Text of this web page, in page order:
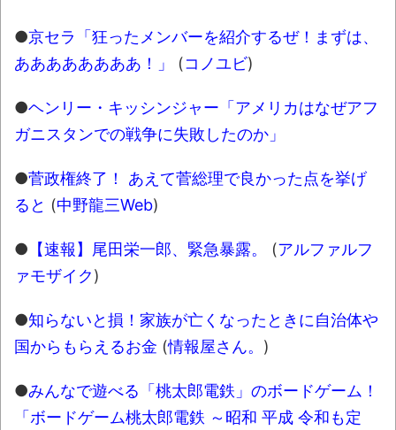
マケイン9巻＆アニメ公式ガイド感想
独学で挑んだ2026年二級建築士学科試験結
体験談：仕事で同じビルの中に入っている
グループ会社の嫁子 [ほのぼの]
葉月つばさちゃん、昔から見てるんだけど
かなりお姉さんになったね
バージョンアップ情報更新 AOMEI
Backupper Standard 8.3.0 などバージョンア
ップ
高嶋ちさ子、ダウン症の姉が暴行事件！事
【呆然】北海道旅行ワイ「ウニイクラ丼特
盛で食うぞ！！！うおおおおおおお
●京セラ「狂ったメンバーを紹介するぜ！まずは、
ああああああああ！」
(コノユビ)
●ヘンリー・キッシンジャー「アメリカはなぜアフ
ガニスタンでの戦争に失敗したのか」
●菅政権終了！ あえて菅総理で良かった点を挙げ
ると (中野龍三Web)
● 【速報】尾田栄一郎、緊急暴露。 (アルファルフ
ァモザイク)
●知らないと損！家族が亡くなったときに自治体や
国からもらえるお金 (情報屋さん。 )
●みんなで遊べる「桃太郎電鉄」のボードゲーム！
「ボードゲーム桃太郎電鉄 ～昭和 平成 令和も定